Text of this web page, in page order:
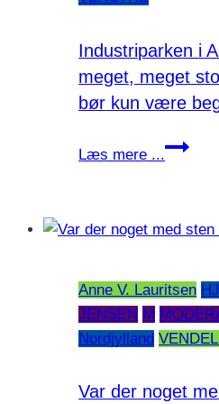
Industriparken i
meget, meget
bør kun være
Læs mere ...
meget
stor
sejr
men
Anne V. Lauritsen
JENSEN M
Nordjylland
Var der noget